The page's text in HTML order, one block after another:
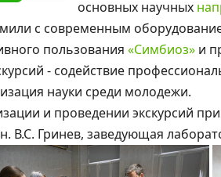
основных научных
с современным
пользования «Симбиоз» и
- содействие
науки среди молодежи.
и проведении экскурсий
В.С. Гринев, заведующая